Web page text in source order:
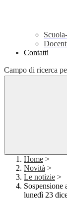
Contatti
Campo di ricerca
Home >
Novità >
Le notizie >
Sospensione
lunedì 23